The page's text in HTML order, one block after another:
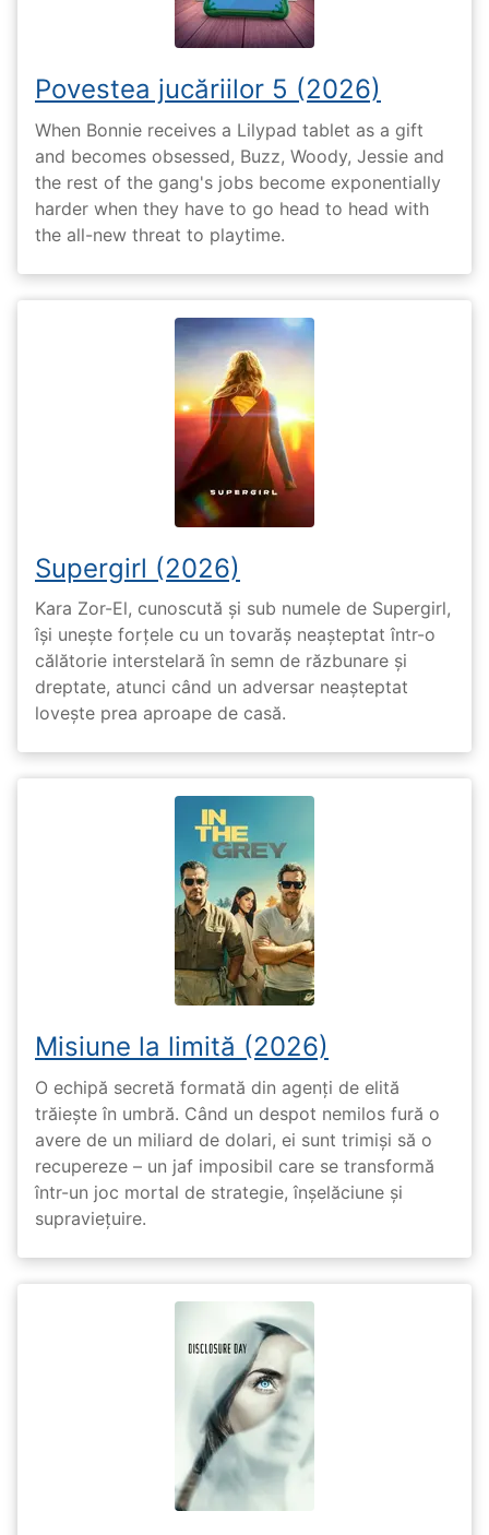
Povestea jucăriilor 5 (2026)
When Bonnie receives a Lilypad tablet as a gift
and becomes obsessed, Buzz, Woody, Jessie and
the rest of the gang's jobs become exponentially
harder when they have to go head to head with
the all-new threat to playtime.
Supergirl (2026)
Kara Zor-El, cunoscută și sub numele de Supergirl,
își unește forțele cu un tovarăș neașteptat într-o
călătorie interstelară în semn de răzbunare și
dreptate, atunci când un adversar neașteptat
lovește prea aproape de casă.
Misiune la limită (2026)
O echipă secretă formată din agenți de elită
trăiește în umbră. Când un despot nemilos fură o
avere de un miliard de dolari, ei sunt trimiși să o
recupereze – un jaf imposibil care se transformă
într-un joc mortal de strategie, înșelăciune și
supraviețuire.